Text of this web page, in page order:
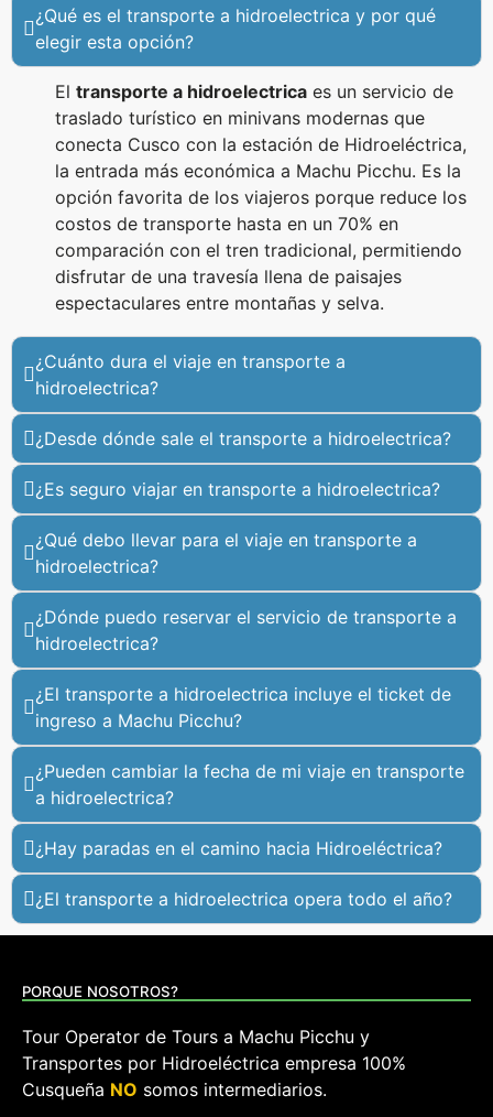
¿Qué es el transporte a hidroelectrica y por qué
elegir esta opción?
El transporte a hidroelectrica es un servicio de
traslado turístico en minivans modernas que
conecta Cusco con la estación de Hidroeléctrica,
la entrada más económica a Machu Picchu. Es la
opción favorita de los viajeros porque reduce los
costos de transporte hasta en un 70% en
comparación con el tren tradicional, permitiendo
disfrutar de una travesía llena de paisajes
espectaculares entre montañas y selva.
¿Cuánto dura el viaje en transporte a
hidroelectrica?
¿Desde dónde sale el transporte a hidroelectrica?
¿Es seguro viajar en transporte a hidroelectrica?
¿Qué debo llevar para el viaje en transporte a
hidroelectrica?
¿Dónde puedo reservar el servicio de transporte a
hidroelectrica?
¿El transporte a hidroelectrica incluye el ticket de
ingreso a Machu Picchu?
¿Pueden cambiar la fecha de mi viaje en transporte
a hidroelectrica?
¿Hay paradas en el camino hacia Hidroeléctrica?
¿El transporte a hidroelectrica opera todo el año?
PORQUE NOSOTROS?
Tour Operator de Tours a Machu Picchu y
Transportes por Hidroeléctrica empresa 100%
Cusqueña NO somos intermediarios.